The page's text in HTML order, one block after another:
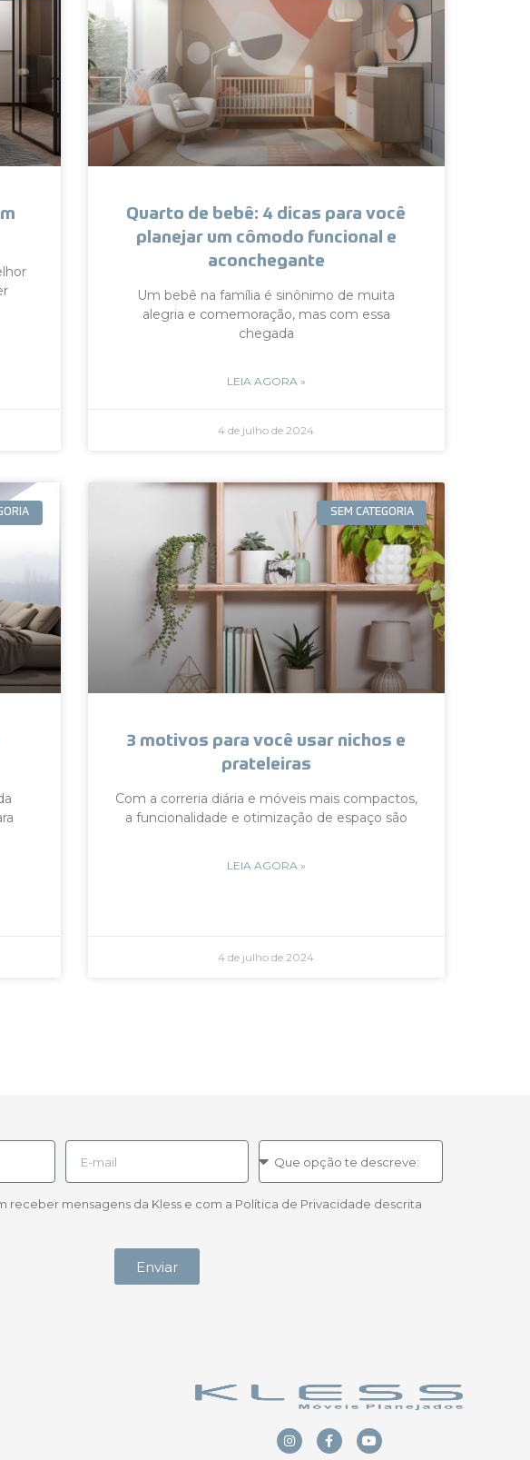
Quarto de bebê: 4 dicas para você
planejar um cômodo funcional e
aconchegante
Um bebê na família é sinônimo de muita
alegria e comemoração, mas com essa
chegada
LEIA AGORA »
4 de julho de 2024
SEM CATEGORIA
3 motivos para você usar nichos e
prateleiras
Com a correria diária e móveis mais compactos,
a funcionalidade e otimização de espaço são
LEIA AGORA »
4 de julho de 2024
receber mensagens da Kless e com a Política de Privacidade descrita
Enviar